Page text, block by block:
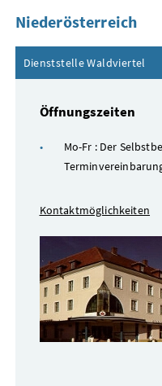
Niederösterreich
Dienststelle Waldviertel
Öffnungszeiten
Mo-Fr : Der
Kontaktmöglichkeiten